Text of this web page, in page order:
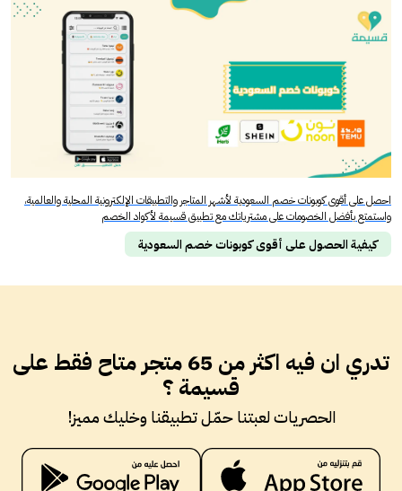
احصل على أقوى كوبونات خصم السعودية لأشهر المتاجر والتطبيقات الإلكترونية المحلية والعالمية،
واستمتع بأفضل الخصومات على مشترياتك مع تطبيق قسيمة لأكواد الخصم
كيفية الحصول على أقوى كوبونات خصم السعودية
تدري ان فيه اكثر من 65 متجر متاح فقط على
قسيمة ؟
الحصريات لعبتنا حمّل تطبيقنا وخليك مميز!